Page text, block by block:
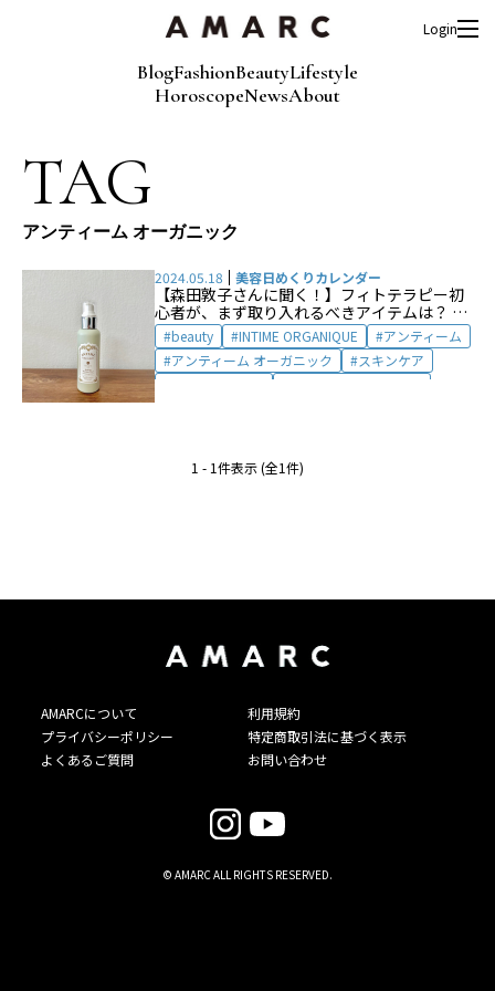
BlogFashionBeautyLifestyle
HoroscopeNewsAbout
Login
TAG
アンティーム オーガニック
2024.05.18 美容日めくりカレンダー
【森田敦子さんに聞く！】フィトテラピー初
心者が、まず取り入れるべきアイテムは？ 〜
フェムケア編：リキッドソープ〜
beauty INTIME ORGANIQUE
アンティーム
アンティーム オーガニック
スキンケア
1 - 1件表示 (全1件)
AMARCについて
利用規約
プライバシーポリシー
特定商取引法に基づく表示
よくあるご質問
お問い合わせ
© AMARC ALL RIGHTS RESERVED.